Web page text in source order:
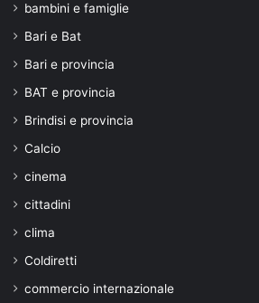
bambini e famiglie
Bari e Bat
Bari e provincia
BAT e provincia
Brindisi e provincia
Calcio
cinema
cittadini
clima
Coldiretti
commercio internazionale